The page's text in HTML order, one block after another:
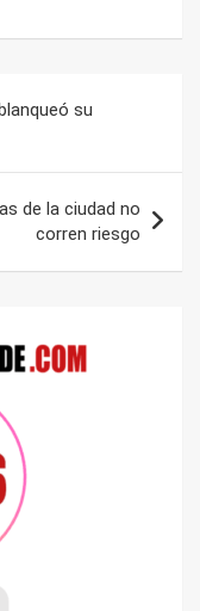
su
de la ciudad no
corren riesgo